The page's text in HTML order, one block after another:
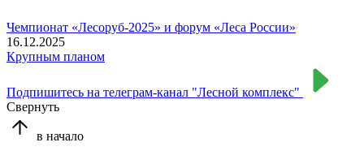
Чемпионат «Лесоруб-2025» и форум «Леса России»
16.12.2025
Крупным планом
Подпишитесь на телеграм-канал "Лесной комплекс"
Свернуть
в начало